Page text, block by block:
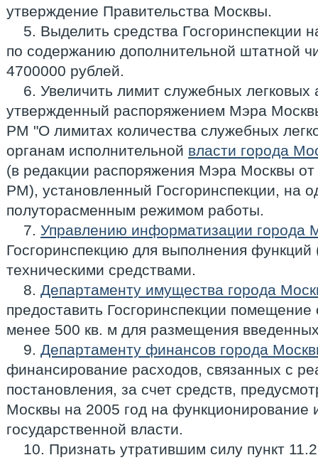
утверждение Правительства Москвы.
5. Выделить средства Госгоринспекции
по содержанию дополнительной штатной
4700000 рублей.
6. Увеличить лимит служебных легковых
утвержденный распоряжением Мэра
РМ "О лимитах количества служебных
органам исполнительной власти города
(в редакции распоряжения Мэра Москвы
РМ), установленный Госгоринспекции, на
полуторасменным режимом работы.
7. Управлению информатизации города
Госгоринспекцию для выполнения
техническими средствами.
8. Департаменту имущества города
предоставить Госгоринспекции
менее 500 кв. м для размещения
9. Департаменту финансов города
финансирование расходов, связанных с
постановления, за счет средств,
Москвы на 2005 год на функционирование
государственной власти.
10. Признать утратившим силу пункт